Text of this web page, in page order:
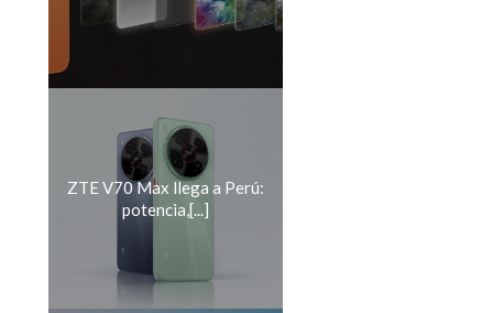
ZTE V70 Max llega a Perú:
potencia,[...]